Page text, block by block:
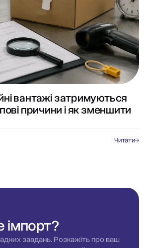
вантажі затримуються
причини і як зменшити
Читати
імпорт?
завдань. Розкажіть про ваш